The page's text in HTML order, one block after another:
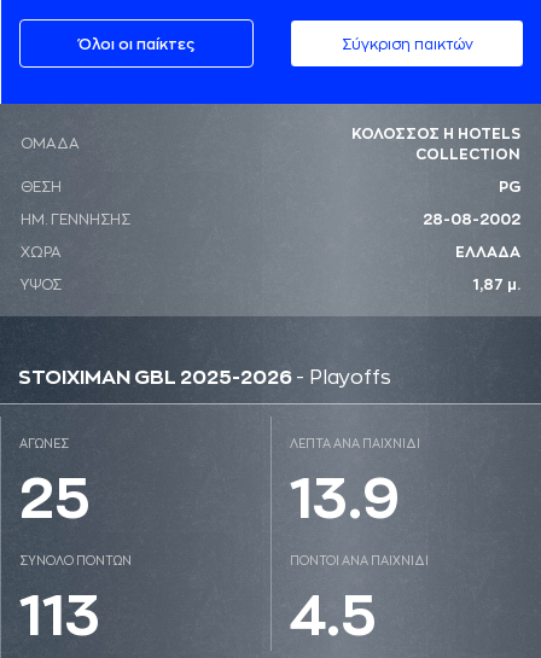
Όλοι οι παίκτες Σύγκριση παικτών
ΟΜΑΔΑ
ΚΟΛΟΣΣΟΣ H HOTELS
COLLECTION
ΘΕΣΗ PG
ΗΜ. ΓΕΝΝΗΣΗΣ 28-08-2002
ΧΩΡΑ ΕΛΛΑΔΑ
ΥΨΟΣ 1,87 μ.
STOIXIMAN GBL 2025-2026 - Playoffs
ΑΓΩΝΕΣ
25
ΛΕΠΤΑ ΑΝΑ ΠΑΙΧΝΙΔΙ
13.9
ΣΥΝΟΛΟ ΠΟΝΤΩΝ
113
ΠΟΝΤΟΙ ΑΝΑ ΠΑΙΧΝΙΔΙ
4.5